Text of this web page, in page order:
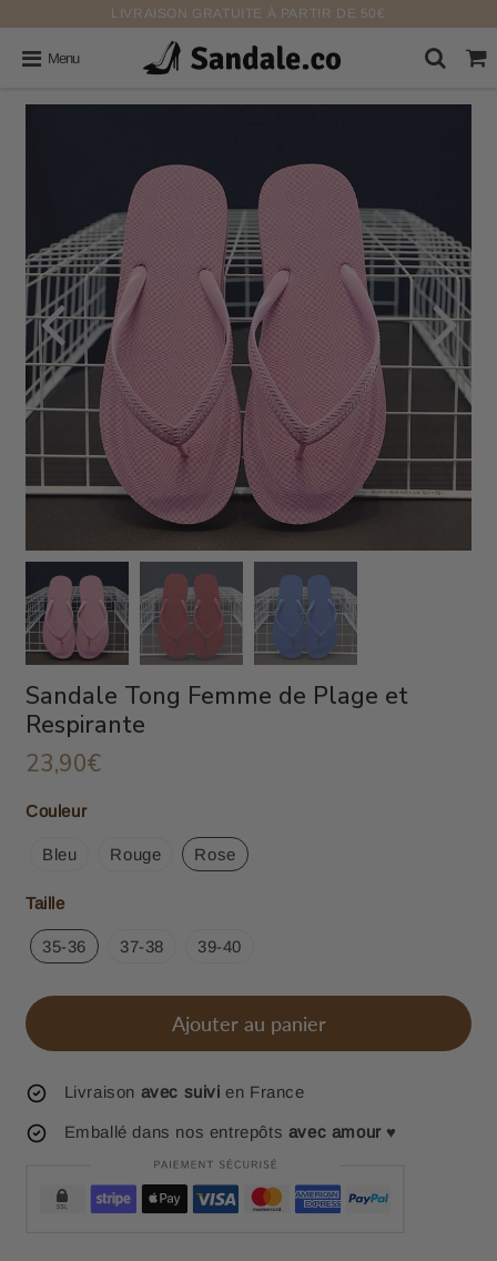
LIVRAISON GRATUITE À PARTIR DE 50€
Menu
Sandale Tong Femme de Plage et
Respirante
23,90€
price
Couleur
Bleu Rouge Rose
Taille
35-36 37-38 39-40
Ajouter au panier
Livraison avec suivi en France
Emballé dans nos entrepôts avec amour ♥